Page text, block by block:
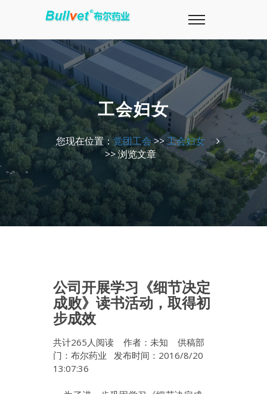
工会妇女
您现在位置：党团工会>>工会妇女
>> 浏览文章
公司开展学习《细节决定
成败》读书活动，取得初
步成效
共计265人阅读 作者：未知 供稿部
门：布尔药业 发布时间：2016/8/20
13:07:36